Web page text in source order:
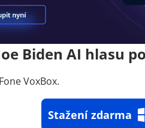
Biden AI hlasu
VoxBox.
Stažení zdarma